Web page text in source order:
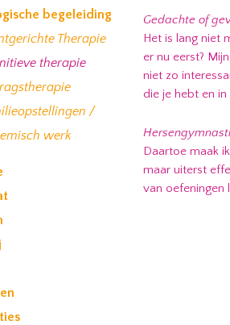
begeleiding
Therapie
therapie
/
werk
Gedachte of
Het is lang niet
er nu eerst?
niet zo
die je hebt en
Daartoe maak
maar uiterst
van oefeningen